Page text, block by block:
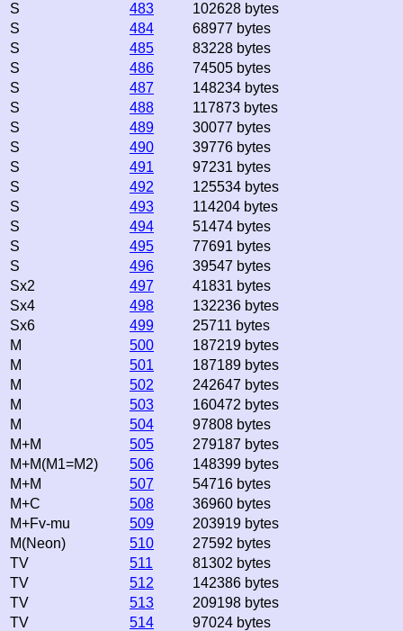
S
483
102628 bytes
S
484
68977 bytes
S
485
83228 bytes
S
486
74505 bytes
S
487
148234 bytes
S
488
117873 bytes
S
489
30077 bytes
S
490
39776 bytes
S
491
97231 bytes
S
492
125534 bytes
S
493
114204 bytes
S
494
51474 bytes
S
495
77691 bytes
S
496
39547 bytes
Sx2
497
41831 bytes
Sx4
498
132236 bytes
Sx6
499
25711 bytes
M
500
187219 bytes
M
501
187189 bytes
M
502
242647 bytes
M
503
160472 bytes
M
504
97808 bytes
M+M
505
279187 bytes
M+M(M1=M2)
506
148399 bytes
M+M
507
54716 bytes
M+C
508
36960 bytes
M+Fv-mu
509
203919 bytes
M(Neon)
510
27592 bytes
TV
511
81302 bytes
TV
512
142386 bytes
TV
513
209198 bytes
TV
514
97024 bytes